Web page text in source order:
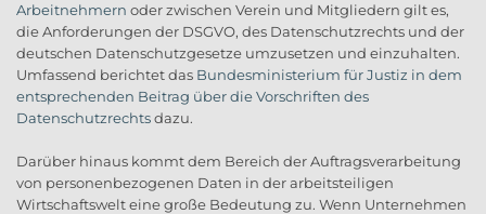
Arbeitnehmern oder zwischen Verein und Mitgliedern gilt es,
die Anforderungen der DSGVO, des Datenschutzrechts und der
deutschen Datenschutzgesetze umzusetzen und einzuhalten.
Umfassend berichtet das Bundesministerium für Justiz in dem
entsprechenden Beitrag über die Vorschriften des
Datenschutzrechtsdazu.
Darüber hinaus kommt dem Bereich der Auftragsverarbeitung
von personenbezogenen Daten in der arbeitsteiligen
Wirtschaftswelt eine große Bedeutung zu. Wenn Unternehmen